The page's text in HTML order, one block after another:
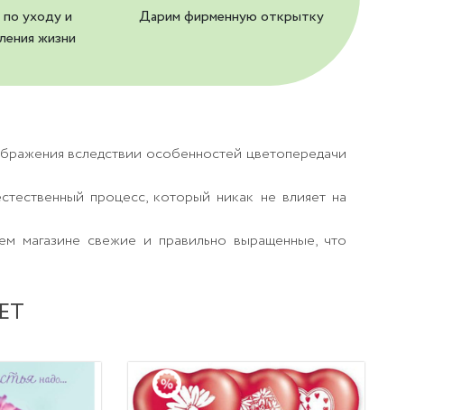
уходу и
жизни
Дарим фирменную открытку
вследствии особенностей цветопередачи
процесс, который никак не влияет на
магазине свежие и правильно выращенные, что